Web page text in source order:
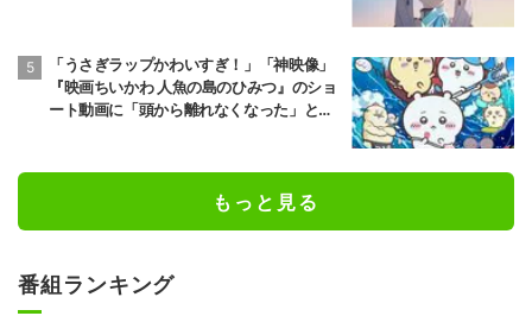
「うさぎラップかわいすぎ！」「神映像」
『映画ちいかわ 人魚の島のひみつ』のショ
ート動画に「頭から離れなくなった」と大
もっと見る
番組ランキング